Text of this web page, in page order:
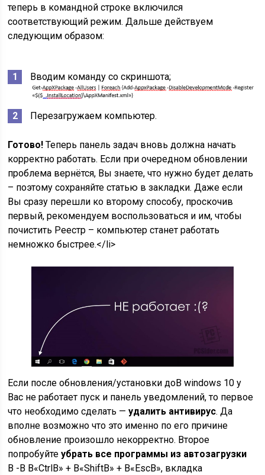
теперь в командной строке включился
соответствующий режим. Дальше действуем
следующим образом:
Вводим команду со скриншота;
Перезагружаем компьютер.
Готово! Теперь панель задач вновь должна начать
корректно работать. Если при очередном обновлении
проблема вернётся, Вы знаете, что нужно будет делать
– поэтому сохраняйте статью в закладки. Даже если
Вы сразу перешли ко второму способу, проскочив
первый, рекомендуем воспользоваться и им, чтобы
почистить Реестр – компьютер станет работать
немножко быстрее.</li>
Если после обновления/установки доВ windows 10 у
Вас не работает пуск и панель уведомлений, то первое
что необходимо сделать —удалить антивирус. Да
вполне возможно что это именно по его причине
обновление произошло некорректно. Второе
попробуйтеубрать все программы из автозагрузки
В -В В«СtrlВ» + В«ShiftВ» + В«EscВ», вкладка